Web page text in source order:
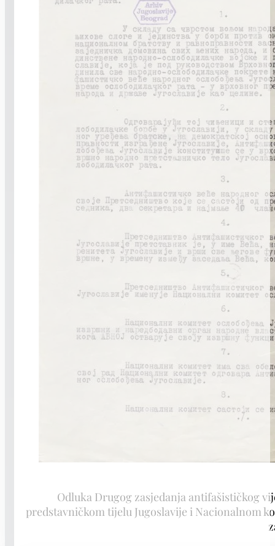
Odluka Drugog zasjedanja antifašističkog
predstavničkom tijelu Jugoslavije i Nacionalnom